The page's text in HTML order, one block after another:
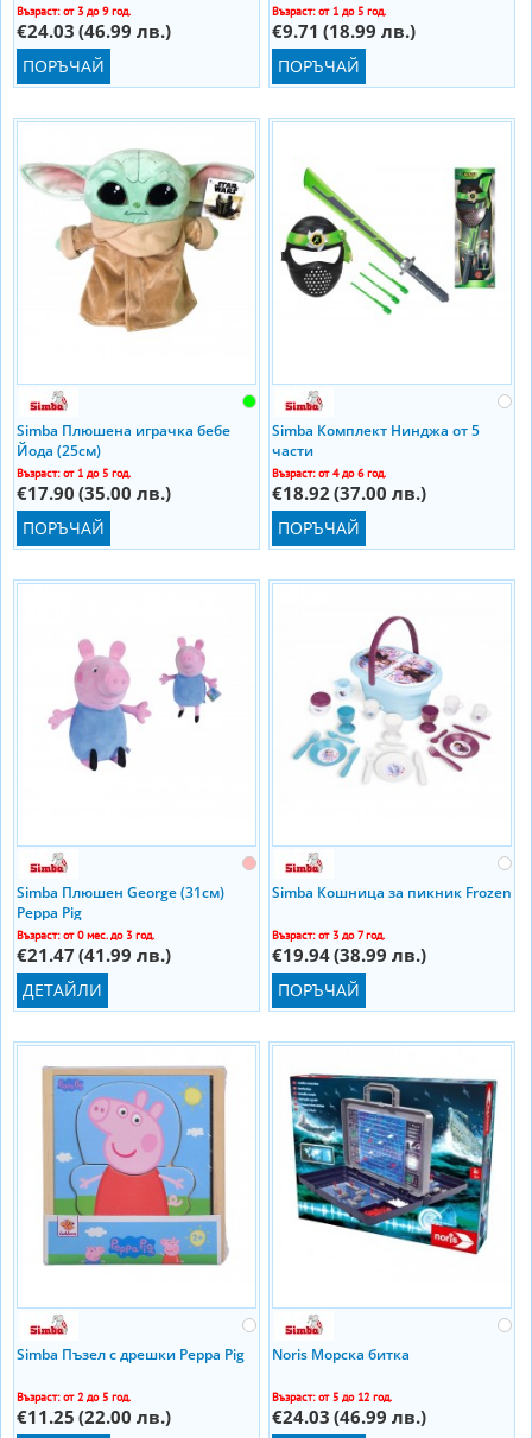
Възраст: от 3 до 9 год.
€24.03 (46.99 лв.)
ПОРЪЧАЙ
Възраст: от 1 до 5 год.
€9.71 (18.99 лв.)
ПОРЪЧАЙ
Simba Плюшена играчка бебе
Йода (25см)
Възраст: от 1 до 5 год.
€17.90 (35.00 лв.)
ПОРЪЧАЙ
Simba Комплект Нинджа от 5
части
Възраст: от 4 до 6 год.
€18.92 (37.00 лв.)
ПОРЪЧАЙ
Simba Плюшен George (31см)
Peppa Pig
Възраст: от 0 мес. до 3 год.
€21.47 (41.99 лв.)
ДЕТАЙЛИ
Simba Кошница за пикник Frozen
Възраст: от 3 до 7 год.
€19.94(38.99 лв.)
ПОРЪЧАЙ
Simba Пъзел с дрешки Peppa Pig
Възраст: от 2 до 5 год.
€11.25 (22.00 лв.)
Noris Морска битка
Възраст: от 5 до 12 год.
€24.03 (46.99 лв.)